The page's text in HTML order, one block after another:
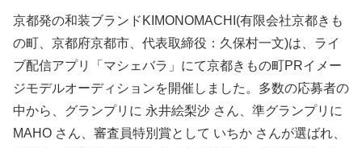
京都発の和装ブランドKIMONOMACHI(有限会社京都きも
の町、京都府京都市、代表取締役：久保村一文)は、ライ
ブ配信アプリ「マシェバラ」にて京都きもの町PRイメー
ジモデルオーディションを開催しました。多数の応募者の
中から、グランプリに 永井絵梨沙 さん、準グランプリに
MAHO さん、審査員特別賞として いちか さんが選ばれ、